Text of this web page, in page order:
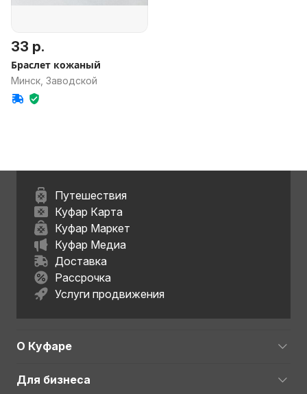
33 р.
Браслет кожаный
Минск, Заводской
Путешествия
Куфар Карта
Куфар Маркет
Куфар Медиа
Доставка
Рассрочка
Услуги продвижения
О Куфаре
Для бизнеса